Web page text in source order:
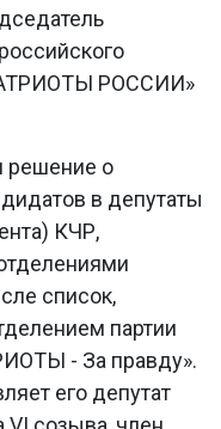
РОССИИ»
решение о
в депутаты
КЧР,
список,
партии
- За правду».
его депутат